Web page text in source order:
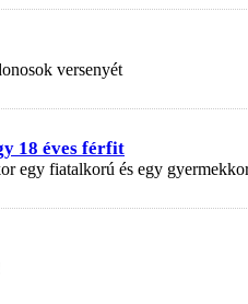
versenyét
18 éves férfit
egy fiatalkorú és egy